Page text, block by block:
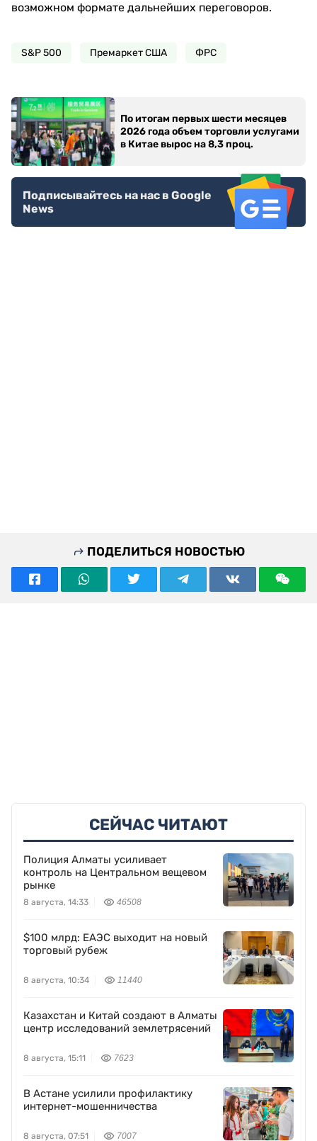
возможном формате дальнейших переговоров.
S&P 500 Премаркет США ФРС
По итогам первых шести месяцев
2026 года объем торговли услугами
в Китае вырос на 8,3 проц.
Подписывайтесь на нас в Google
News
ПОДЕЛИТЬСЯ НОВОСТЬЮ
СЕЙЧАС ЧИТАЮТ
Полиция Алматы усиливает
контроль на Центральном вещевом
рынке
8 августа, 14:33 46508
$100 млрд: ЕАЭС выходит на новый
торговый рубеж
8 августа, 10:34 11440
Казахстан и Китай создают в Алматы
центр исследований землетрясений
8 августа, 15:11 7623
В Астане усилили профилактику
интернет-мошенничества
8 августа, 07:51 7007